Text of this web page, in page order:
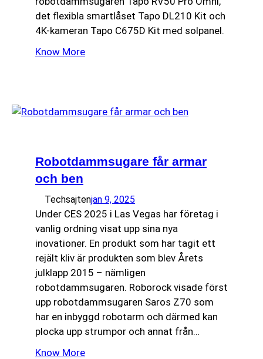
det flexibla smartlåset Tapo DL210 Kit och
4K-kameran Tapo C675D Kit med solpanel.
Know More
Robotdammsugare får armar
och ben
Techsajtenjan 9, 2025
Under CES 2025 i Las Vegas har företag i
vanlig ordning visat upp sina nya
inovationer. En produkt som har tagit ett
rejält kliv är produkten som blev Årets
julklapp 2015 – nämligen
robotdammsugaren. Roborock visade först
upp robotdammsugaren Saros Z70 som
har en inbyggd robotarm och därmed kan
plocka upp strumpor och annat från…
Know More